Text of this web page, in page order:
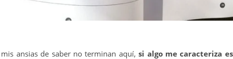
ansias de saber no terminan aquí,si algo me caracteriza